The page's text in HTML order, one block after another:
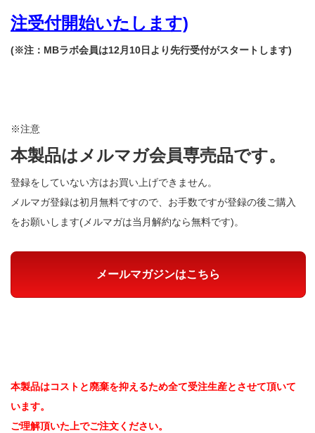
注受付開始いたします)
(※注：MBラボ会員は12月10日より先行受付がスタートします)
※注意
本製品はメルマガ会員専売品です。
登録をしていない方はお買い上げできません。
メルマガ登録は初月無料ですので、お手数ですが登録の後ご購入
をお願いします(メルマガは当月解約なら無料です)。
メールマガジンはこちら
本製品はコストと廃棄を抑えるため全て受注生産とさせて頂いて
います。
ご理解頂いた上でご注文ください。